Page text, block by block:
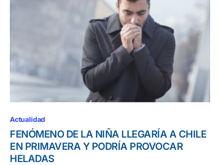
Actualidad
FENÓMENO DE LA NIÑA LLEGARÍA A CHILE
EN PRIMAVERA Y PODRÍA PROVOCAR
HELADAS